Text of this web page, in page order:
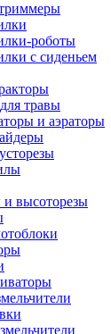
роботы
с сиденьем
травы
и аэраторы
и высоторезы